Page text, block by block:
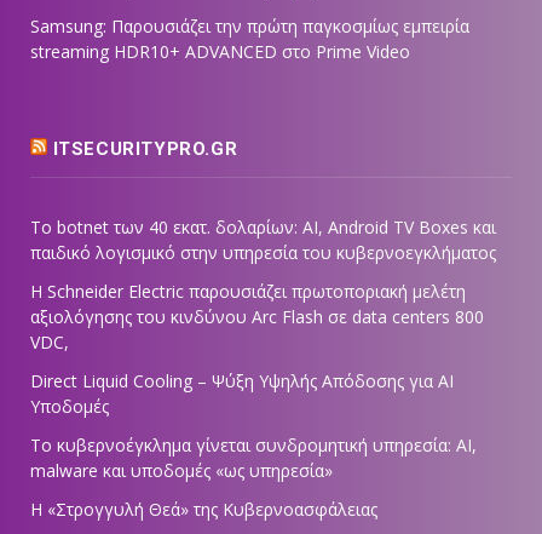
Samsung: Παρουσιάζει την πρώτη παγκοσμίως εμπειρία
streaming HDR10+ ADVANCED στο Prime Video
ITSECURITYPRO.GR
Το botnet των 40 εκατ. δολαρίων: AI, Android TV Boxes και
παιδικό λογισμικό στην υπηρεσία του κυβερνοεγκλήματος
Η Schneider Electric παρουσιάζει πρωτοποριακή μελέτη
αξιολόγησης του κινδύνου Arc Flash σε data centers 800
VDC,
Direct Liquid Cooling – Ψύξη Υψηλής Απόδοσης για AI
Υποδομές
Το κυβερνοέγκλημα γίνεται συνδρομητική υπηρεσία: AI,
malware και υποδομές «ως υπηρεσία»
Η «Στρογγυλή Θεά» της Κυβερνοασφάλειας